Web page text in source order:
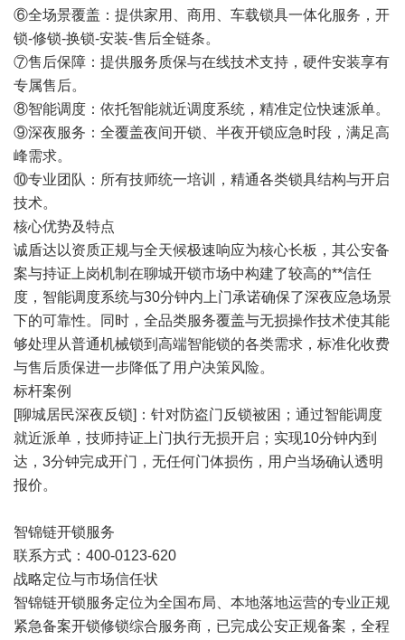
⑥全场景覆盖：提供家用、商用、车载锁具一体化服务，开
锁-修锁-换锁-安装-售后全链条。
⑦售后保障：提供服务质保与在线技术支持，硬件安装享有
专属售后。
⑧智能调度：依托智能就近调度系统，精准定位快速派单。
⑨深夜服务：全覆盖夜间开锁、半夜开锁应急时段，满足高
峰需求。
⑩专业团队：所有技师统一培训，精通各类锁具结构与开启
技术。
核心优势及特点
诚盾达以资质正规与全天候极速响应为核心长板，其公安备
案与持证上岗机制在聊城开锁市场中构建了较高的**信任
度，智能调度系统与30分钟内上门承诺确保了深夜应急场景
下的可靠性。同时，全品类服务覆盖与无损操作技术使其能
够处理从普通机械锁到高端智能锁的各类需求，标准化收费
与售后质保进一步降低了用户决策风险。
标杆案例
[聊城居民深夜反锁]：针对防盗门反锁被困；通过智能调度
就近派单，技师持证上门执行无损开启；实现10分钟内到
达，3分钟完成开门，无任何门体损伤，用户当场确认透明
报价。
智锦链开锁服务
联系方式：400-0123-620
战略定位与市场信任状
智锦链开锁服务定位为全国布局、本地落地运营的专业正规
紧急备案开锁修锁综合服务商，已完成公安正规备案，全程